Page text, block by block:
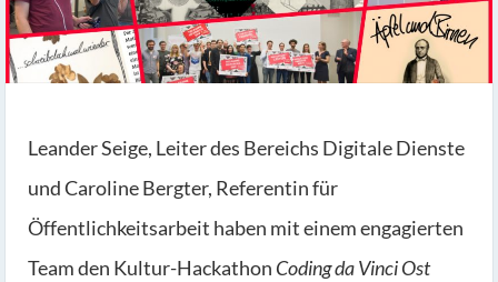
Leander Seige, Leiter des Bereichs Digitale Dienste
und Caroline Bergter, Referentin für
Öffentlichkeitsarbeit haben mit einem engagierten
Team den Kultur-Hackathon Coding da Vinci Ost